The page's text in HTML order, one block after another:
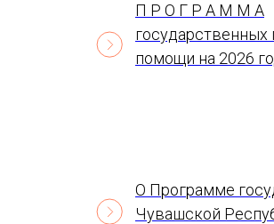
П Р О Г Р А М М А
государственных
помощи на 2026
О Программе
Чувашской